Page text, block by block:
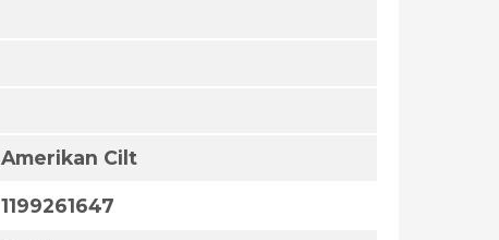
Amerikan Cilt
1199261647